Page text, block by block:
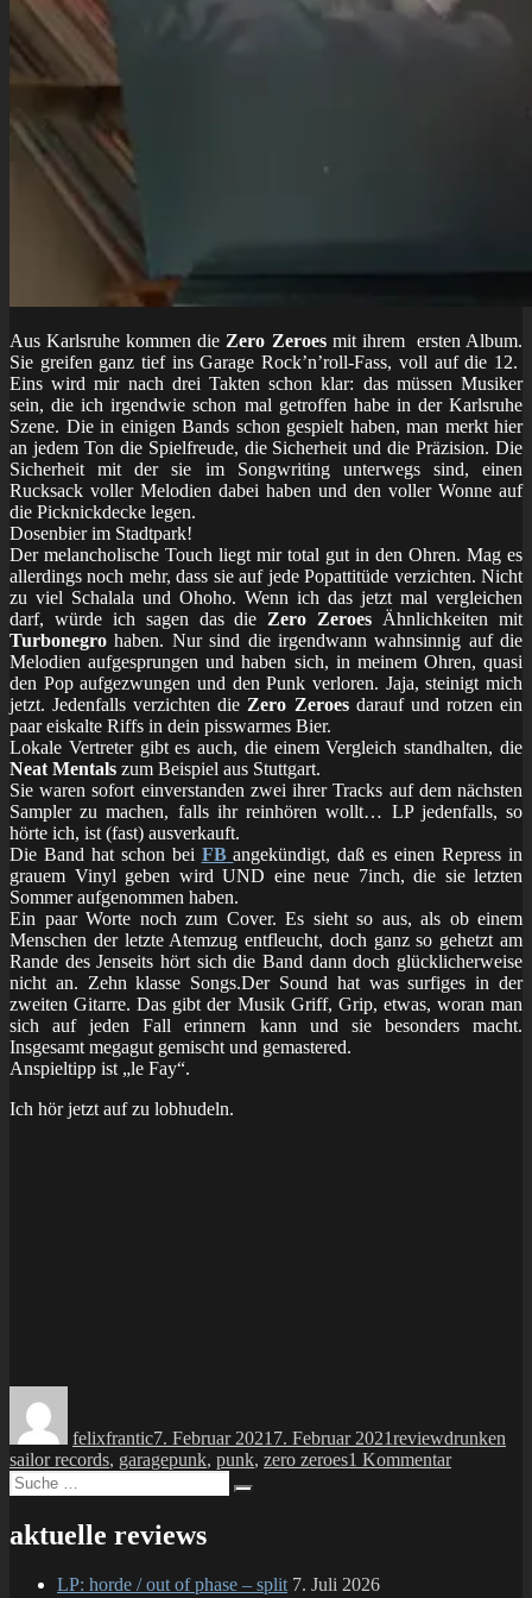
Aus Karlsruhe kommen die Zero Zeroesmit ihrem ersten Album.
Sie greifen ganz tief ins Garage Rock’n’roll-Fass, voll auf die 12.
Eins wird mir nach drei Takten schon klar: das müssen Musiker
sein, die ich irgendwie schon mal getroffen habe in der Karlsruhe
Szene. Die in einigen Bands schon gespielt haben, man merkt hier
an jedem Ton die Spielfreude, die Sicherheit und die Präzision. Die
Sicherheit mit der sie im Songwriting unterwegs sind, einen
Rucksack voller Melodien dabei haben und den voller Wonne auf
die Picknickdecke legen.
Dosenbier im Stadtpark!
Der melancholische Touch liegt mir total gut in den Ohren. Mag es
allerdings noch mehr, dass sie auf jede Popattitüde verzichten. Nicht
zu viel Schalala und Ohoho. Wenn ich das jetzt mal vergleichen
darf, würde ich sagen das die Zero Zeroes Ähnlichkeiten mit
Turbonegro haben. Nur sind die irgendwann wahnsinnig auf die
Melodien aufgesprungen und haben sich, in meinem Ohren, quasi
den Pop aufgezwungen und den Punk verloren. Jaja, steinigt mich
jetzt. Jedenfalls verzichten die Zero Zeroesdarauf und rotzen ein
paar eiskalte Riffs in dein pisswarmes Bier.
Lokale Vertreter gibt es auch, die einem Vergleich standhalten, die
Neat Mentals zum Beispiel aus Stuttgart.
Sie waren sofort einverstanden zwei ihrer Tracks auf dem nächsten
Sampler zu machen, falls ihr reinhören wollt… LP jedenfalls, so
hörte ich, ist (fast) ausverkauft.
Die Band hat schon bei FB angekündigt, daß es einen Repress in
grauem Vinyl geben wird UND eine neue 7inch, die sie letzten
Sommer aufgenommen haben.
Ein paar Worte noch zum Cover. Es sieht so aus, als ob einem
Menschen der letzte Atemzug entfleucht, doch ganz so gehetzt am
Rande des Jenseits hört sich die Band dann doch glücklicherweise
nicht an. Zehn klasse Songs.Der Sound hat was surfiges in der
zweiten Gitarre. Das gibt der Musik Griff, Grip, etwas, woran man
sich auf jeden Fall erinnern kann und sie besonders macht.
Insgesamt megagut gemischt und gemastered.
Anspieltipp ist „le Fay“.
Ich hör jetzt auf zu lobhudeln.
felixfrantic7. Februar 2021 7. Februar 2021reviewdrunken
sailor records, garagepunk, punk, zero zeroes1 Kommentarzu
Suche
nach:
Suchen
aktuelle reviews
LP: horde / out of phase – split 7. Juli 2026